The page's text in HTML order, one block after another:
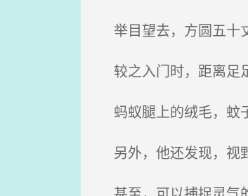
举目望去，方圆五十
较之入门时，距离足
蚂蚁腿上的绒毛，蚊
另外，他还发现，视